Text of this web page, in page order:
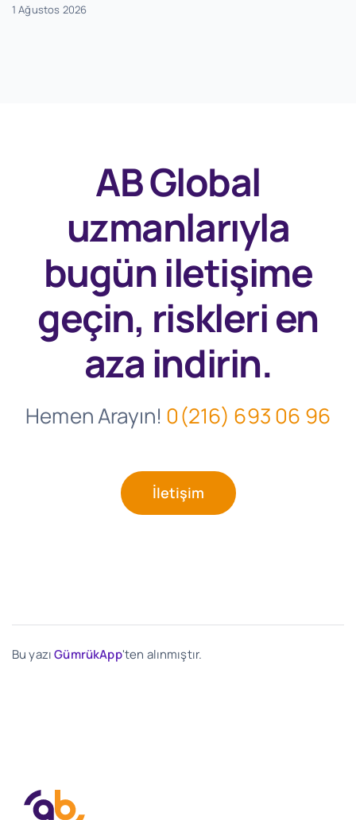
1 Ağustos 2026
AB Global
uzmanlarıyla
bugüniletişime
geçin, riskleri en
aza indirin.
Hemen Arayın! 0(216) 693 06 96
İletişim
Bu yazıGümrükApp'ten alınmıştır.